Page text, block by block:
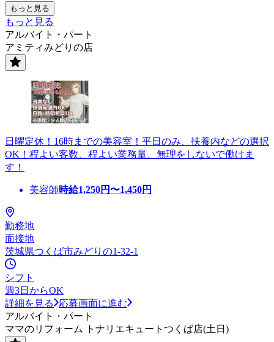
もっと見る
もっと見る
アルバイト・パート
アミティみどりの店
日曜定休！16時までの美容室！平日のみ、扶養内などの選択
OK！程よい客数、程よい業務量、無理をしないで働けま
す！
美容師時給1,250円〜1,450円
勤務地
面接地
茨城県つくば市みどりの1-32-1
シフト
週3日からOK
詳細を見る
応募画面に進む
アルバイト・パート
ママのリフォーム トナリエキュートつくば店(土日)